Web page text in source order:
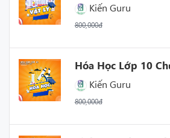
Kiến Guru
800,000đ
Hóa Học Lớp 10
Kiến Guru
800,000đ